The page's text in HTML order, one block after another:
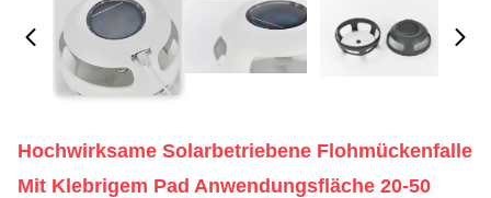
Hochwirksame Solarbetriebene Flohmückenfalle
Mit Klebrigem Pad Anwendungsfläche 20-50